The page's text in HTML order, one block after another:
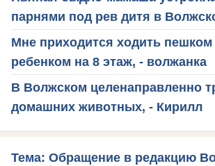
парнями под рев дитя в
Мне приходится ходить
ребенком на 8 этаж, - волжанка
В Волжском целенаправленно
домашних животных, - Кирилл
Тема: Обращение в редакцию